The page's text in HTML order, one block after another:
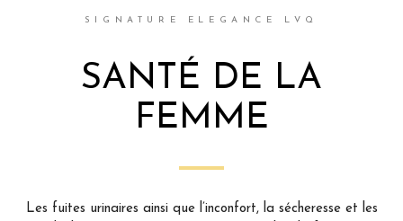
SIGNATURE ELEGANCE LVQ
SANTÉ DE LA
FEMME
Les fuites urinaires ainsi que l’inconfort, la sécheresse et les